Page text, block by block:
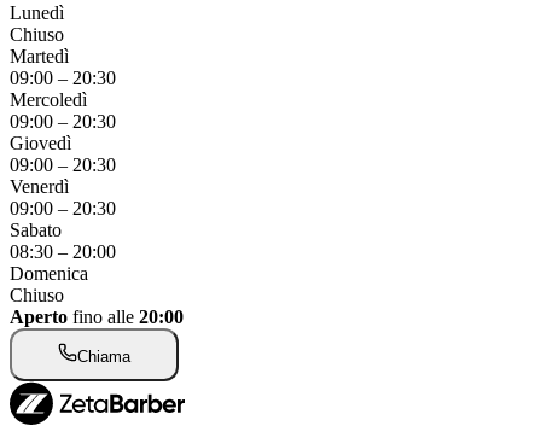
Lunedì
Chiuso
Martedì
09:00 – 20:30
Mercoledì
09:00 – 20:30
Giovedì
09:00 – 20:30
Venerdì
09:00 – 20:30
Sabato
08:30 – 20:00
Domenica
Chiuso
Aperto fino alle 20:00
Chiama